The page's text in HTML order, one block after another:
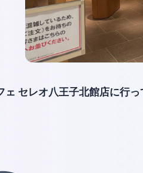
ェ セレオ八王子北館店に行